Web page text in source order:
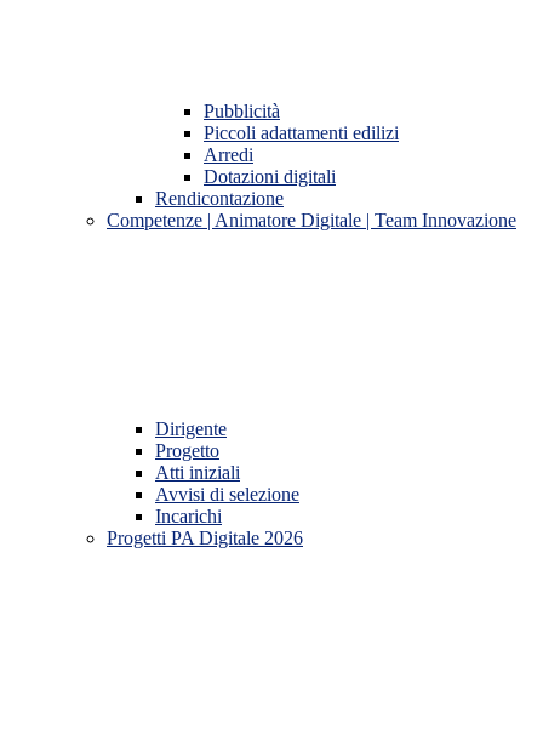
Pubblicità
Piccoli adattamenti edilizi
Arredi
Dotazioni digitali
Rendicontazione
Competenze | Animatore Digitale | Team Innovazione
Dirigente
Progetto
Atti iniziali
Avvisi di selezione
Incarichi
Progetti PA Digitale 2026